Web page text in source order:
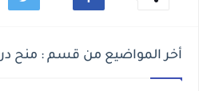
أخر المواضيع من قسم : منح